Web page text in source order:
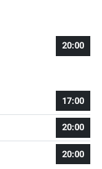
20:00
17:00
20:00
20:00